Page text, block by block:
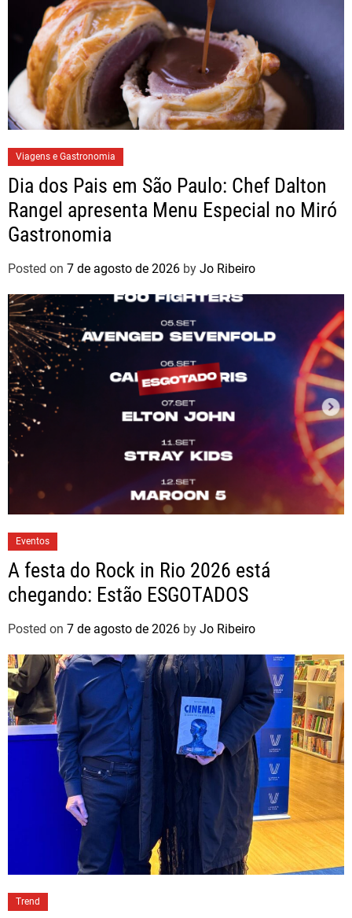
Viagens e Gastronomia
Dia dos Pais em São Paulo: Chef Dalton
Rangel apresenta Menu Especial no Miró
Gastronomia
Posted on 7 de agosto de 2026 by Jo Ribeiro
Eventos
A festa do Rock in Rio 2026 está
chegando: Estão ESGOTADOS
Posted on 7 de agosto de 2026 by Jo Ribeiro
Trend